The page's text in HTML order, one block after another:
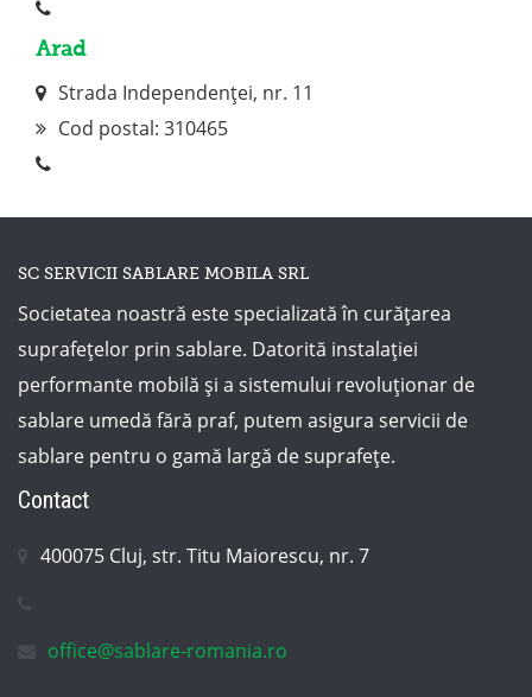
Arad
Strada Independenței, nr. 11
Cod postal: 310465
SC SERVICII SABLARE MOBILA SRL
Societatea noastră este specializată în curățarea
suprafețelor prin sablare. Datorită instalației
performante mobilă și a sistemului revoluționar de
sablare umedă fără praf, putem asigura servicii de
sablare pentru o gamă largă de suprafețe.
Contact
400075 Cluj, str. Titu Maiorescu, nr. 7
office@sablare-romania.ro